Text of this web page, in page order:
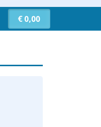
€ 0,00